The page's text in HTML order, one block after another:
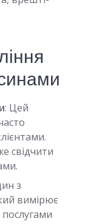
: Цей
свідчити
з
вимірює
послугами